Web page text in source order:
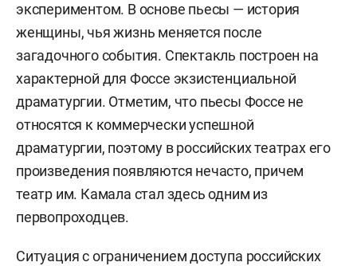
экспериментом. В основе пьесы — история
женщины, чья жизнь меняется после
загадочного события. Спектакль построен на
характерной для Фоссе экзистенциальной
драматургии. Отметим, что пьесы Фоссе не
относятся к коммерчески успешной
драматургии, поэтому в российских театрах его
произведения появляются нечасто, причем
театр им. Камала стал здесь одним из
первопроходцев.
Ситуация с ограничением доступа российских